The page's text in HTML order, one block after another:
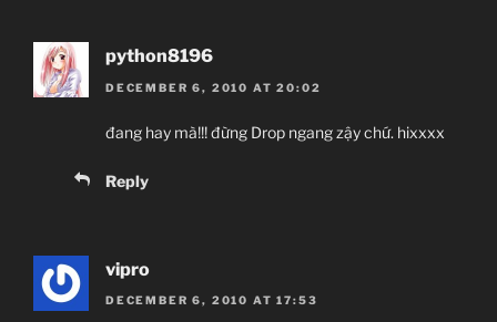
python8196
DECEMBER 6, 2010 AT 20:02
đang hay mà!!! đừng Drop ngang zậy chứ. hixxxx
Reply
vipro
DECEMBER 6, 2010 AT 17:53